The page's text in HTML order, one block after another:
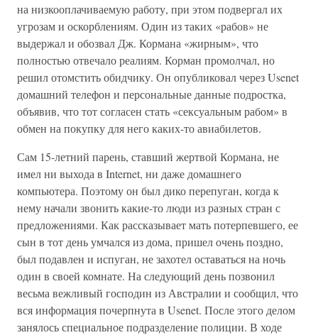
на низкооплачиваемую работу, при этом подвергал их
угрозам и оскорблениям. Один из таких «рабов» не
выдержал и обозвал Дж. Кормана «жирным», что
полностью отвечало реалиям. Корман промолчал, но
решил отомстить обидчику. Он опубликовал через Usenet
домашний телефон и персональные данные подростка,
объявив, что тот согласен стать «сексуальным рабом» в
обмен на покупку для него каких-то авиабилетов.
Сам 15-летний парень, ставший жертвой Кормана, не
имел ни выхода в Internet, ни даже домашнего
компьютера. Поэтому он был дико перепуган, когда к
нему начали звонить какие-то люди из разных стран с
предложениями. Как рассказывает мать потерпевшего, ее
сын в тот день умчался из дома, пришел очень поздно,
был подавлен и испуган, не захотел оставаться на ночь
один в своей комнате. На следующий день позвонил
весьма вежливый господин из Австралии и сообщил, что
вся информация почерпнута в Usenet. После этого делом
занялось специальное подразделение полиции. В ходе